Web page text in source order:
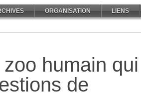
ORGANISATION LIENS
humain qui
de